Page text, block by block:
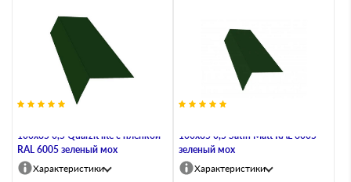
100х85 0,5 Quarzit lite с пленкой
RAL 6005 зеленый мох
Характеристики
100х85 0,5 Satin Мatt RAL 6005
зеленый мох
Характеристики